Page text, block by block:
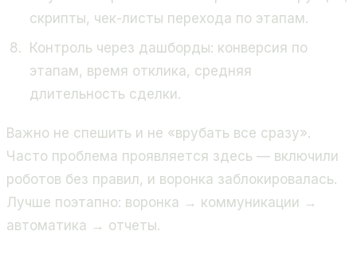
скрипты, чек-листы перехода по этапам.
Контроль через дашборды: конверсия по
этапам, время отклика, средняя
длительность сделки.
Важно не спешить и не «врубать все сразу».
Часто проблема проявляется здесь — включили
роботов без правил, и воронка заблокировалась.
Лучше поэтапно: воронка → коммуникации →
автоматика → отчеты.